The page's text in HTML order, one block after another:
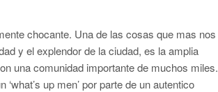
chocante. Una de las cosas que mas nos
y el explendor de la ciudad, es la amplia
una comunidad importante de muchos miles.
up men’ por parte de un autentico